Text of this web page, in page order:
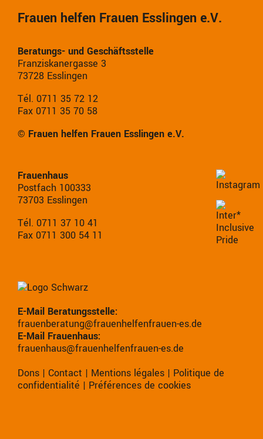
Frauen helfen Frauen Esslingen e.V.
Beratungs- und Geschäftsstelle
Franziskanergasse 3
73728 Esslingen
Tél. 0711 35 72 12
Fax 0711 35 70 58
© Frauen helfen Frauen Esslingen e.V.
Frauenhaus
Postfach 100333
73703 Esslingen
Tél. 0711 37 10 41
Fax 0711 300 54 11
E-Mail Beratungsstelle:
frauenberatung@frauenhelfenfrauen-es.de
E-Mail Frauenhaus:
frauenhaus@frauenhelfenfrauen-es.de
Dons | Contact | Mentions légales | Politique de
confidentialité | Préférences de cookies